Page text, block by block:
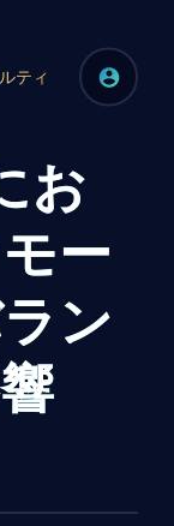
ティ
お
ー
ン